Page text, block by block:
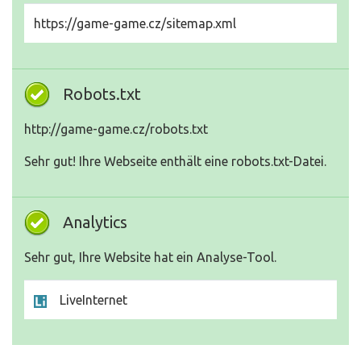
https://game-game.cz/sitemap.xml
Robots.txt
http://game-game.cz/robots.txt
Sehr gut! Ihre Webseite enthält eine robots.txt-Datei.
Analytics
Sehr gut, Ihre Website hat ein Analyse-Tool.
LiveInternet